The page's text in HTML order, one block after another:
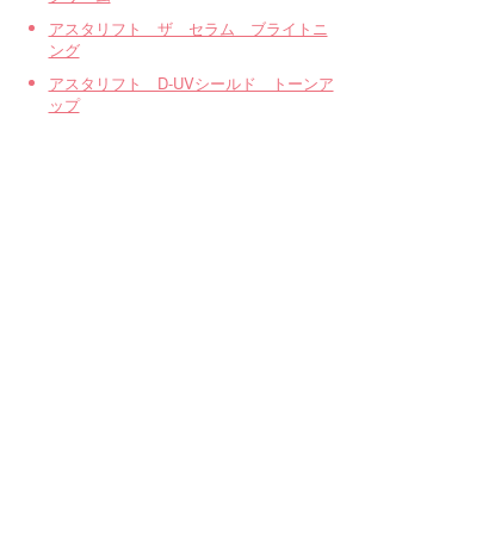
アスタリフト ザ セラム ブライトニ
ング
アスタリフト D-UVシールド トーンア
ップ